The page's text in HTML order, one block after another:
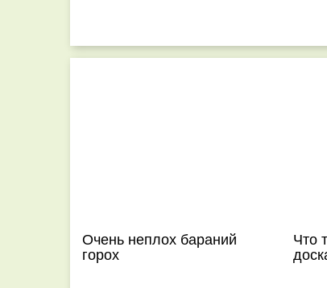
Очень неплох бараний
горох
Что